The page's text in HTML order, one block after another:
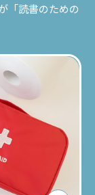
「読書のための